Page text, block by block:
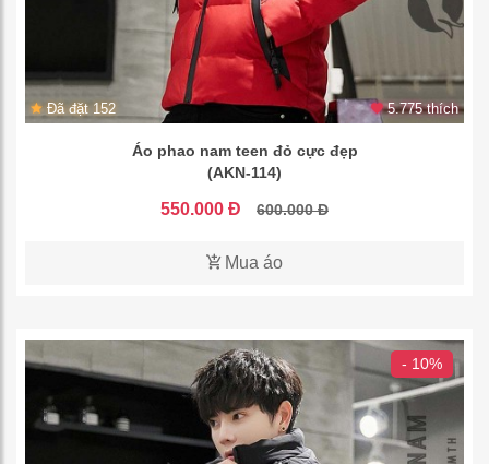
Đã đặt 152 5.775 thích
Áo phao nam teen đỏ cực đẹp
(AKN-114)
550.000 Đ 600.000 Đ
Mua áo
- 10%